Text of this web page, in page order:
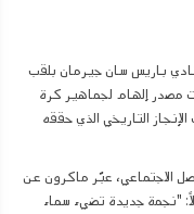
باريس سان جيرمان بلقب
مصدر إلهام لجماهير كرة
التاريخي الذي حققه
الاجتماعي، عبّر ماكرون عن
"نجمة جديدة تضيء سماء